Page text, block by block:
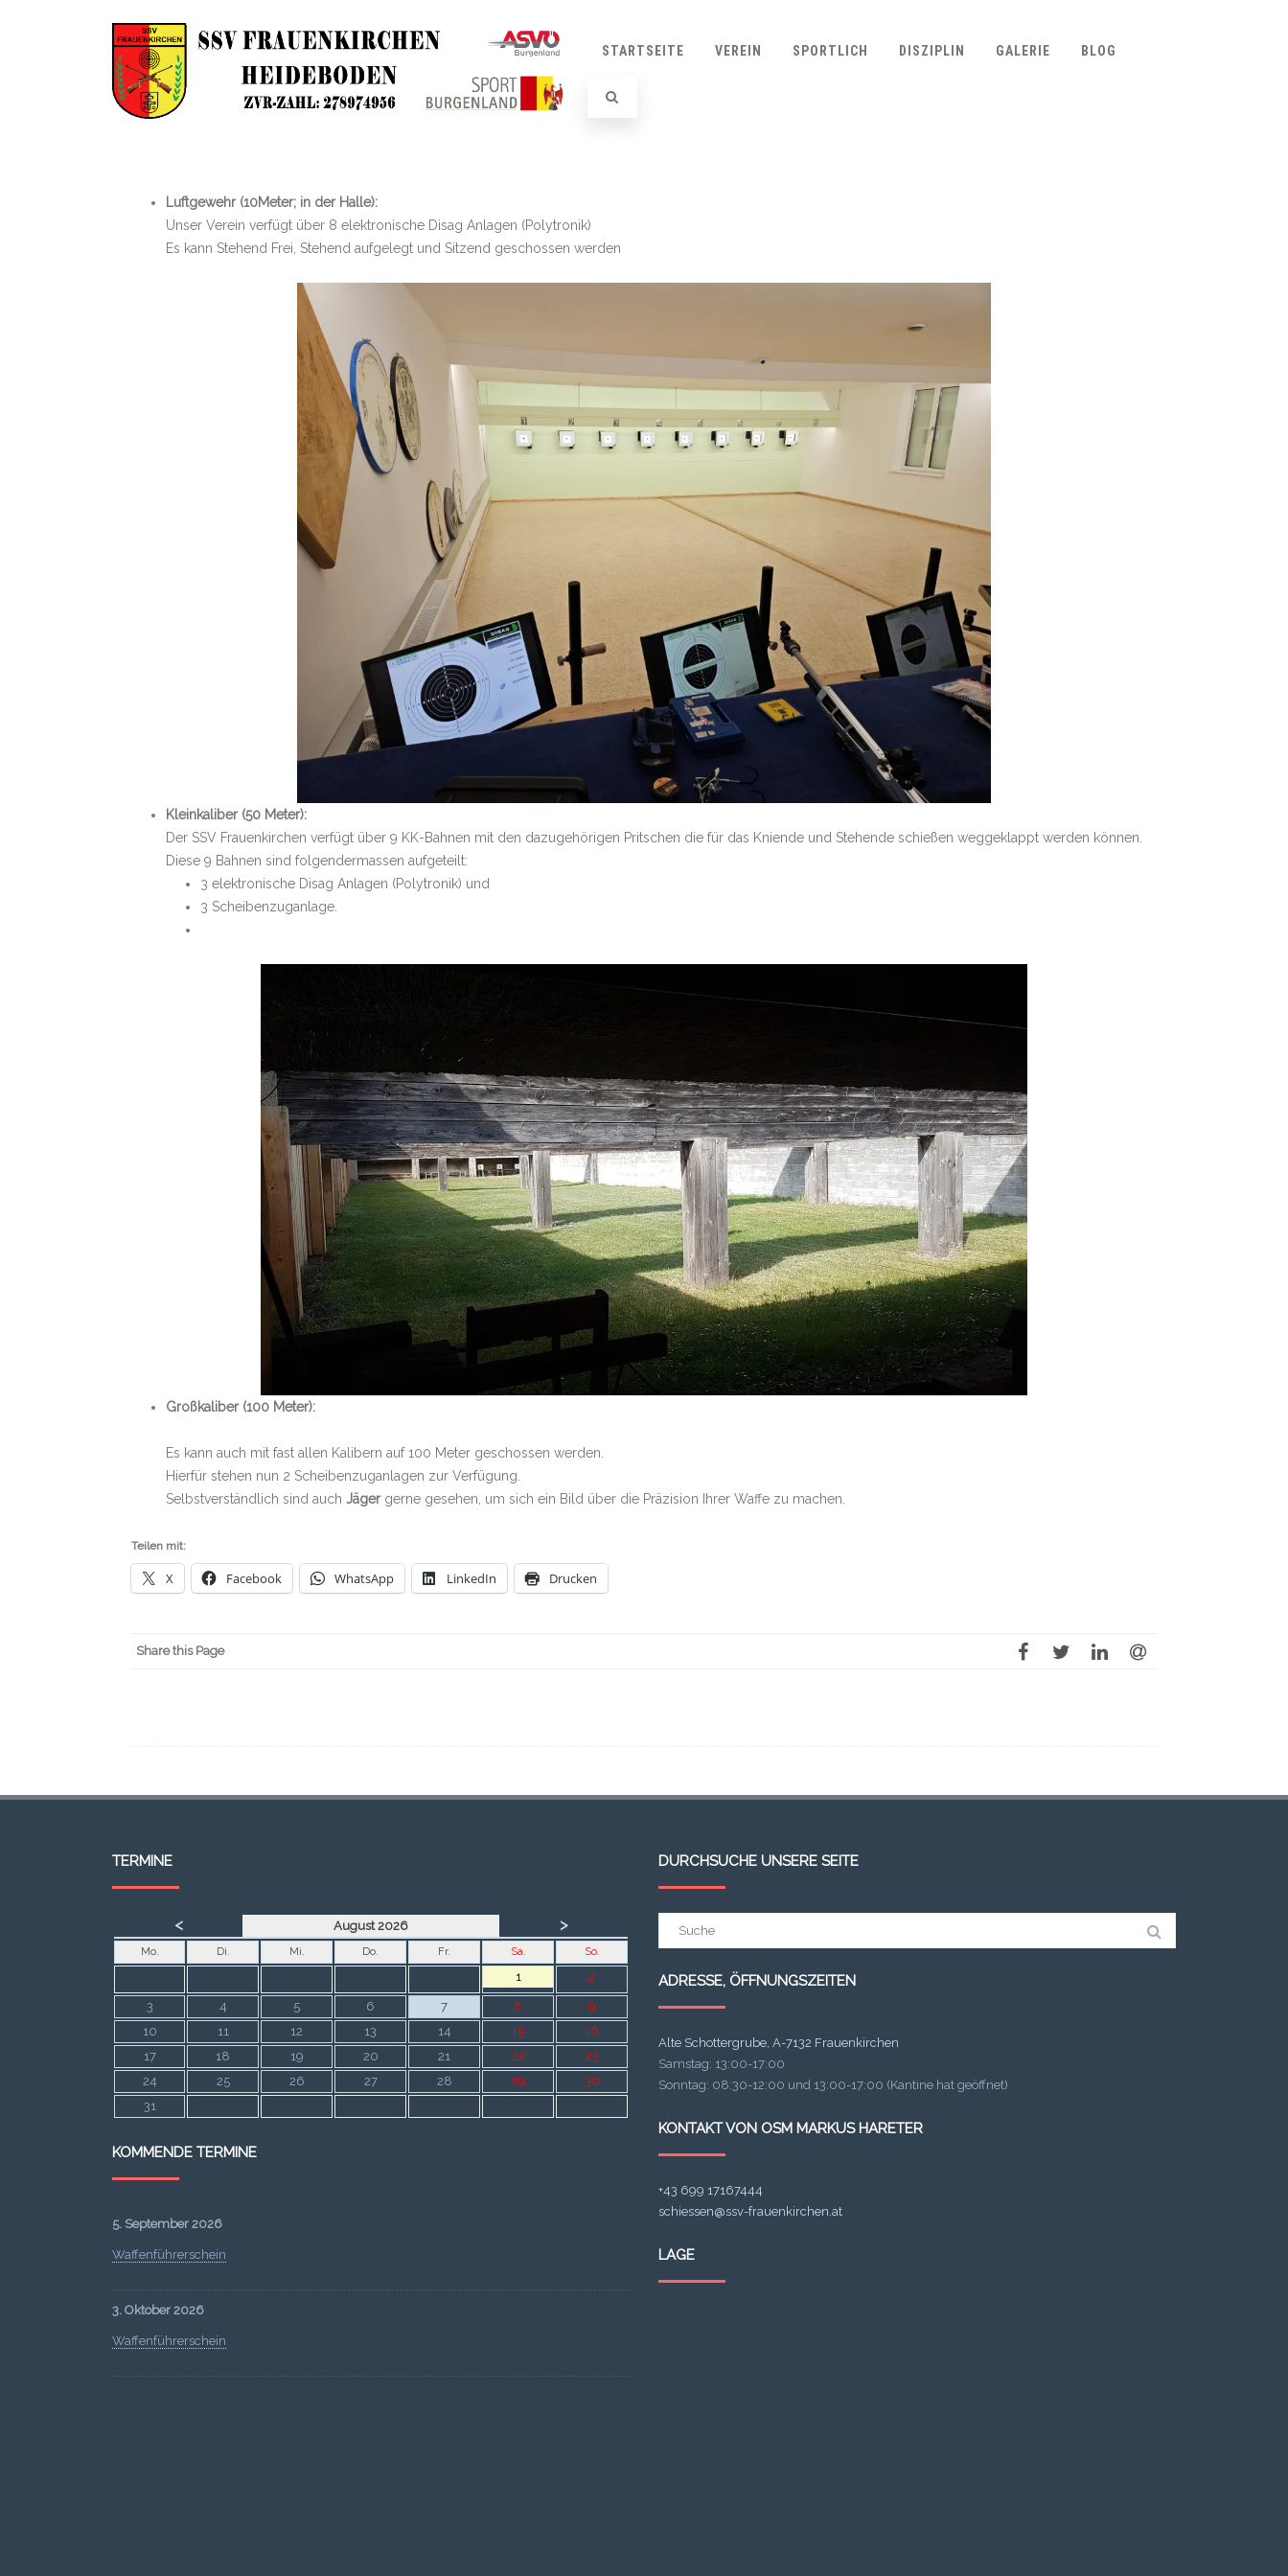
STARTSEITE VEREIN SPORTLICH DISZIPLIN GALERIE BLOG
Luftgewehr (10Meter; in der Halle):
Unser Verein verfügt über 8 elektronische Disag Anlagen (Polytronik)
Es kann Stehend Frei, Stehend aufgelegt und Sitzend geschossen werden
Kleinkaliber (50 Meter):
Der SSV Frauenkirchen verfügt über 9 KK-Bahnen mit den dazugehörigen Pritschen die für das Kniende und Stehende schießen weggeklappt werden können.
Diese 9 Bahnen sind folgendermassen aufgeteilt:
3 elektronische Disag Anlagen (Polytronik) und
3 Scheibenzuganlage.
Großkaliber (100 Meter):
Es kann auch mit fast allen Kalibern auf 100 Meter geschossen werden.
Hierfür stehen nun 2 Scheibenzuganlagen zur Verfügung.
Selbstverständlich sind auch Jägergerne gesehen, um sich ein Bild über die Präzision Ihrer Waffe zu machen.
Teilen mit:
X Facebook WhatsApp LinkedIn Drucken
Share this Page
TERMINE
< August 2026 >
Mo. Di. Mi. Do. Fr. Sa. So.
1 2
3 4 5 6 7 8
9
10
11 12 13 14 15
16
17
18 19 20 21 22
23
24
25 26 27 28 29
30
31
KOMMENDE TERMINE
5. September 2026
Waffenführerschein
3. Oktober 2026
Waffenführerschein
DURCHSUCHE UNSERE SEITE
Suchergebnis
ADRESSE, ÖFFNUNGSZEITEN
Alte Schottergrube, A-7132 Frauenkirchen
Samstag: 13:00-17:00
Sonntag: 08:30-12:00 und 13:00-17:00 (Kantine hat geöffnet)
KONTAKT VON OSM MARKUS HARETER
+43 699 17167444
schiessen@ssv-frauenkirchen.at
LAGE